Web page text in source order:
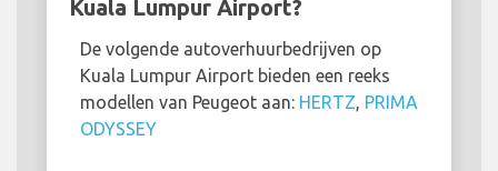
Kuala Lumpur Airport?
De volgende autoverhuurbedrijven op
Kuala Lumpur Airport bieden een reeks
modellen van Peugeot aan: HERTZ, PRIMA
ODYSSEY